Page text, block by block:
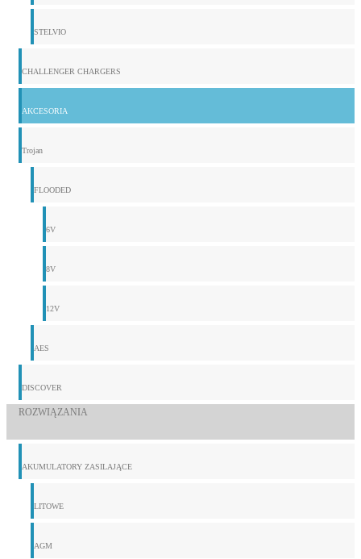
STELVIO
CHALLENGER CHARGERS
AKCESORIA
Trojan
FLOODED
6V
8V
12V
AES
DISCOVER
ROZWIĄZANIA
AKUMULATORY ZASILAJĄCE
LITOWE
AGM